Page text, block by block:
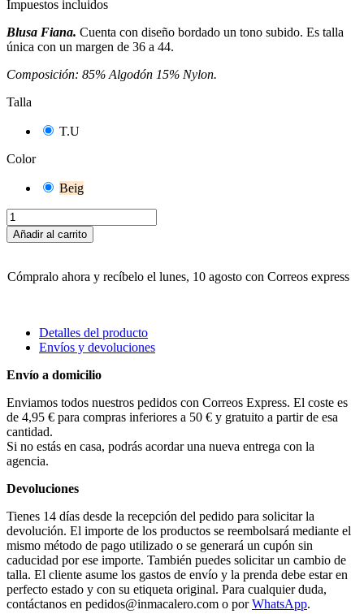
Impuestos incluidos
Blusa Fiana. Cuenta con diseño bordado un tono subido. Es talla
única con un margen de 36 a 44.
Composición: 85% Algodón 15% Nylon.
Talla
T.U
Color
Beig
Añadir al carrito
Cómpralo ahora y recíbelo el lunes, 10 agosto con Correos express
Detalles del producto
Envíos y devoluciones
Envío a domicilio
Enviamos todos nuestros pedidos con Correos Express. El coste es
de 4,95 € para compras inferiores a 50 € y gratuito a partir de esa
cantidad.
Si no estás en casa, podrás acordar una nueva entrega con la
agencia.
Devoluciones
Tienes 14 días desde la recepción del pedido para solicitar la
devolución. El importe de los productos se reembolsará mediante el
mismo método de pago utilizado o se generará un cupón sin
caducidad por ese importe. También puedes solicitar un cambio de
talla. El cliente asume los gastos de envío y la prenda debe estar en
perfecto estado y con su etiqueta original. Para cualquier duda,
contáctanos en pedidos@inmacalero.com o porWhatsApp.